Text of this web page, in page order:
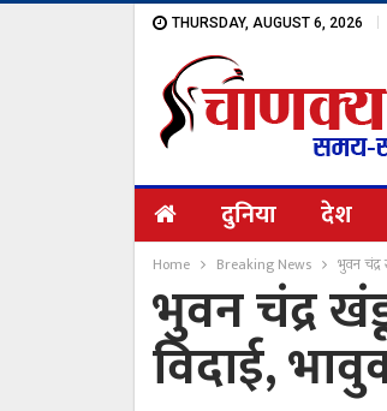
THURSDAY, AUGUST 6, 2026
दुनिया देश
Home Breaking News भुवन चंद्र
भुवन चंद्र
विदाई,